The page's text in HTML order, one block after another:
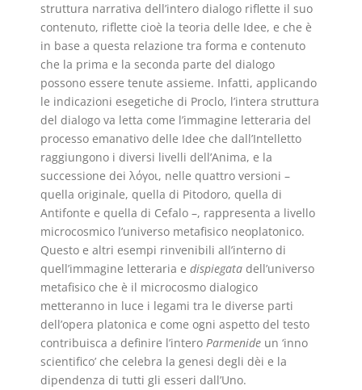
struttura narrativa dell’intero dialogo riflette il suo
contenuto, riflette cioè la teoria delle Idee, e che è
in base a questa relazione tra forma e contenuto
che la prima e la seconda parte del dialogo
possono essere tenute assieme. Infatti, applicando
le indicazioni esegetiche di Proclo, l’intera struttura
del dialogo va letta come l’immagine letteraria del
processo emanativo delle Idee che dall’Intelletto
raggiungono i diversi livelli dell’Anima, e la
successione dei λόγοι, nelle quattro versioni –
quella originale, quella di Pitodoro, quella di
Antifonte e quella di Cefalo –, rappresenta a livello
microcosmico l’universo metafisico neoplatonico.
Questo e altri esempi rinvenibili all’interno di
quell’immagine letteraria e dispiegata dell’universo
metafisico che è il microcosmo dialogico
metteranno in luce i legami tra le diverse parti
dell’opera platonica e come ogni aspetto del testo
contribuisca a definire l’intero Parmenide un ‘inno
scientifico’ che celebra la genesi degli dèi e la
dipendenza di tutti gli esseri dall’Uno.